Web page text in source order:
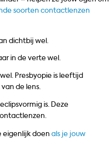
soorten contactlenzen
dichtbij wel.
in de verte wel.
Presbyopie is leeftijd
de lens.
is. Deze
eigenlijk doen als je jouw